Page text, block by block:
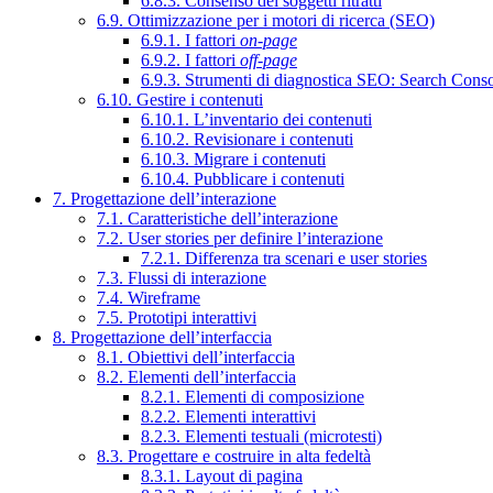
6.9. Ottimizzazione per i motori di ricerca (SEO)
6.9.1. I fattori on-page
6.9.2. I fattori off-page
6.9.3. Strumenti di diagnostica SEO: Search
6.10. Gestire i contenuti
6.10.1. L’inventario dei contenuti
6.10.2. Revisionare i contenuti
6.10.3. Migrare i contenuti
6.10.4. Pubblicare i contenuti
7. Progettazione dell’interazione
7.1. Caratteristiche dell’interazione
7.2. User stories per definire l’interazione
7.2.1. Differenza tra scenari e user stories
7.3. Flussi di interazione
7.4. Wireframe
7.5. Prototipi interattivi
8. Progettazione dell’interfaccia
8.1. Obiettivi dell’interfaccia
8.2. Elementi dell’interfaccia
8.2.1. Elementi di composizione
8.2.2. Elementi interattivi
8.2.3. Elementi testuali (microtesti)
8.3. Progettare e costruire in alta fedeltà
8.3.1. Layout di pagina